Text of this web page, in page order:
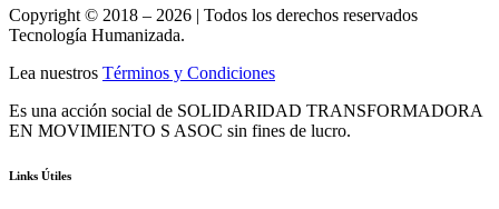
Copyright © 2018 – 2026 | Todos los derechos reservados
Tecnología Humanizada.
Lea nuestros Términos y Condiciones
Es una acción social de SOLIDARIDAD TRANSFORMADORA
EN MOVIMIENTO S ASOC sin fines de lucro.
Links Útiles